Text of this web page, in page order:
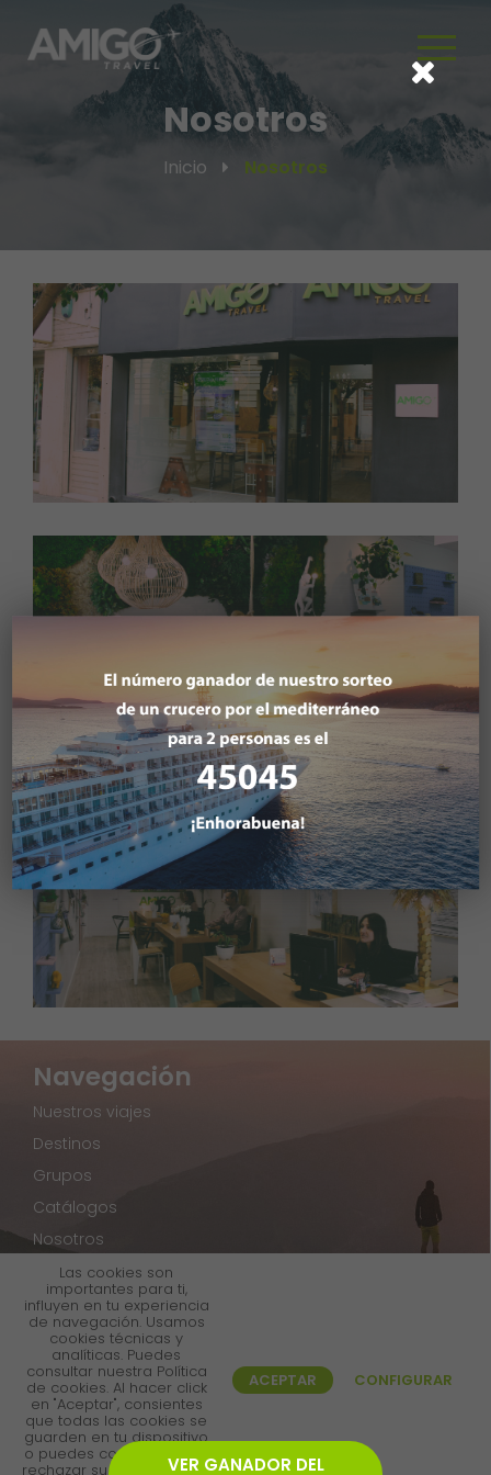
Nosotros
Inicio Nosotros
Navegación
Nuestros viajes
Destinos
Grupos
Catálogos
Nosotros
Blog
Contacto
Social
Facebook
Twitter
VER GANADOR DEL
Las cookies son
importantes para ti,
influyen en tu experiencia
de navegación. Usamos
cookies técnicas y
analíticas. Puedes
consultar nuestra Política
de cookies. Al hacer click
en "Aceptar", consientes
que todas las cookies se
guarden en tu dispositivo
o puedes configurarlas o
rechazar su uso pulsando
ACEPTAR CONFIGURAR